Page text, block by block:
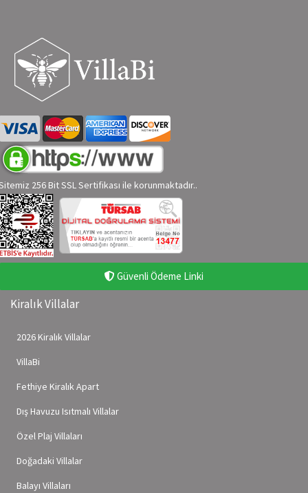
256 Bit SSL Sertifikası ile korunmaktadır..
Güvenli Ödeme Linki
Kiralık Villalar
2026 Kiralık Villalar
VillaBi
Fethiye Kiralık Apart
Dış Havuzu Isıtmalı Villalar
Özel Plaj Villaları
Doğadaki Villalar
Balayı Villaları